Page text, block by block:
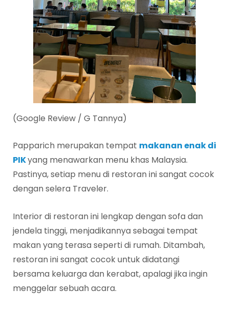
(Google Review / G Tannya)
Papparich merupakan tempat makanan enak di
PIKyang menawarkan menu khas Malaysia.
Pastinya, setiap menu di restoran ini sangat cocok
dengan selera Traveler.
Interior di restoran ini lengkap dengan sofa dan
jendela tinggi, menjadikannya sebagai tempat
makan yang terasa seperti di rumah. Ditambah,
restoran ini sangat cocok untuk didatangi
bersama keluarga dan kerabat, apalagi jika ingin
menggelar sebuah acara.